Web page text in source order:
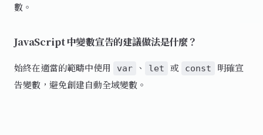
數。
JavaScript 中變數宣告的建議做法是什麼？
始終在適當的範疇中使用 var 、 let 或 const
明確宣
告變數，避免創建自動全域變數。